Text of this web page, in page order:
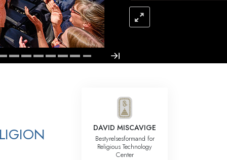
Undersøgelser
Organiseringens grundlag
Det grundlæggende om public
relations
DAVID MISCAVIGE
Bestyrelsesformand for
Religious Technology
Center